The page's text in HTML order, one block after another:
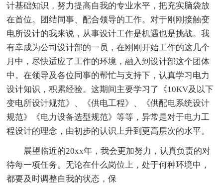
计基础知识，努力提高自我的专业水平，把充实脑袋放
在首位。团结同事、配合领导的工作。对于刚刚接触变
电所设计的我来说，从事设计工作是机遇也是挑战。我
有幸成为公司设计部的一员，在刚刚开始工作的这几个
月中，尽快适应了工作的环境，融入到设计部这个团体
中。在领导及各位同事的帮忙与支持下，认真学习电力
设计知识，积累经验。这期间主要学习了《10KV及以下
变电所设计规范》、《供电工程》、《供配电系统设计
规范》《电力设备选型规范》等等，异常是对于电力工
程设计的理念，由初步的认识上升到更高层次的水平。
展望临近的20xx年，我会更加努力，认真负责的对
待每一项任务。无论在什么岗位上，处于何种环境中，
都要及时调整自我的状态，保